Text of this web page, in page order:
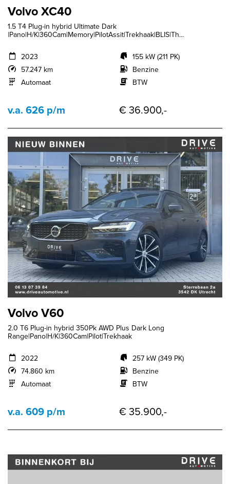
Volvo XC40
1.5 T4 Plug-in hybrid Ultimate Dark
|Pano|H/K|360Cam|Memory|PilotAssit|Trekhaak|BLIS|Th...
2023
57.247 km
Automaat
155 kW (211 PK)
Benzine
BTW
v.a. 626 p/m € 36.900,-
Volvo V60
2.0 T6 Plug-in hybrid 350Pk AWD Plus Dark Long
Range|Pano|H/K|360Cam|Pilot|Trekhaak
2022
74.860 km
Automaat
257 kW (349 PK)
Benzine
BTW
v.a. 609 p/m € 35.900,-